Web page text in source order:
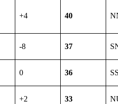
+4 40
-8 37
0 36
+2 33